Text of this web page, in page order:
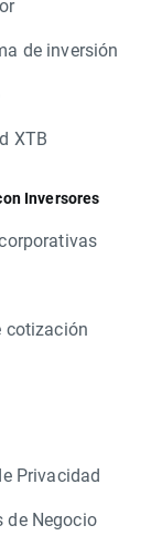
de inversión
XTB
Inversores
cotización
Privacidad
de Negocio